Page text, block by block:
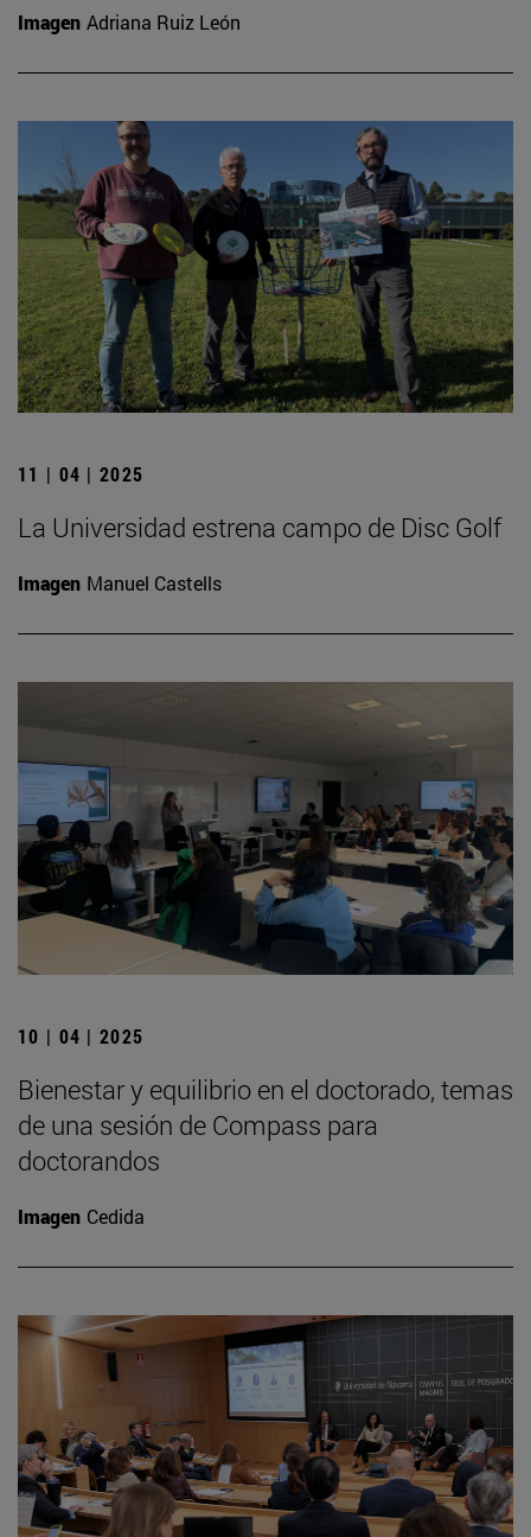
Imagen Adriana Ruiz León
11 | 04 | 2025
La Universidad estrena campo de Disc Golf
Imagen Manuel Castells
10 | 04 | 2025
Bienestar y equilibrio en el doctorado, temas
de una sesión de Compass para
doctorandos
Imagen Cedida